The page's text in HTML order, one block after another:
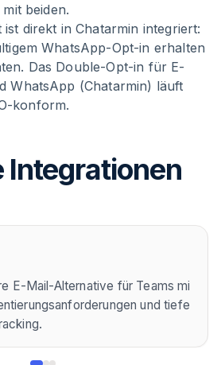
beiden.
direkt in Chatarmin integriert:
WhatsApp-Opt-in erhalten
Das Double-Opt-in für E-
WhatsApp (Chatarmin) läuft
konform.
Integrationen
E-Mail-Alternative für Teams mi
und tiefe